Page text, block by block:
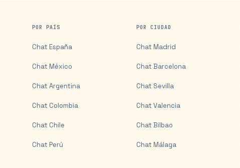
POR PAÍS
Chat España
Chat México
Chat Argentina
Chat Colombia
Chat Chile
Chat Perú
POR CIUDAD
Chat Madrid
Chat Barcelona
Chat Sevilla
Chat Valencia
Chat Bilbao
Chat Málaga